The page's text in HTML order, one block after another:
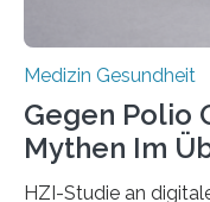
Medizin Gesundheit
Gegen Polio
Mythen Im
HZI-Studie an